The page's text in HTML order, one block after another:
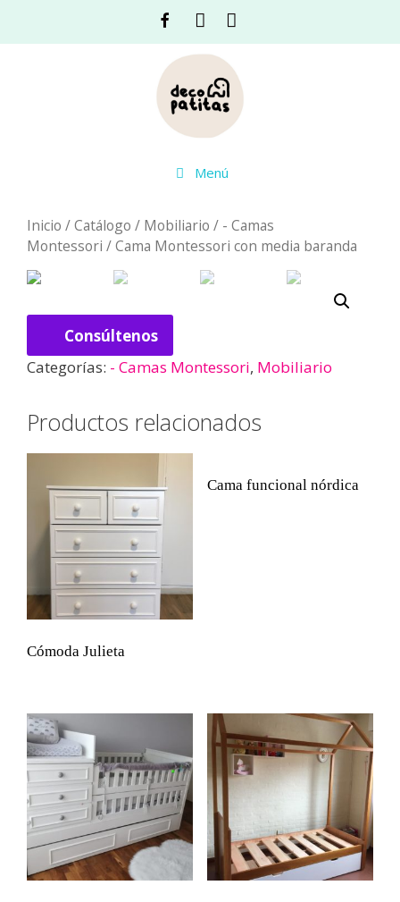
FacebookInstagram
Menú
Inicio /Catálogo / Mobiliario / - Camas
Montessori / Cama Montessori con media baranda
Consúltenos
Categorías: - Camas Montessori, Mobiliario
Productos relacionados
Cómoda Julieta
Cama funcional nórdica